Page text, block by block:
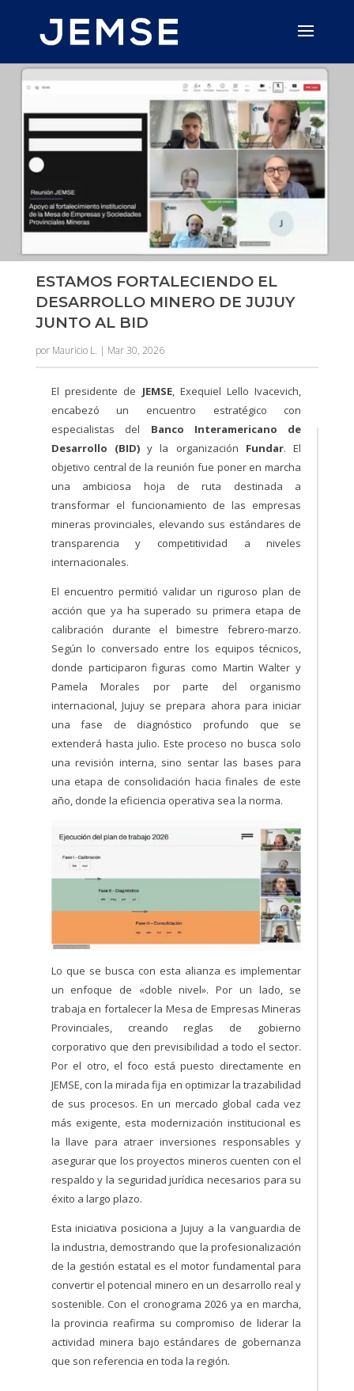
ESTAMOS FORTALECIENDO EL
DESARROLLO MINERO DE JUJUY
JUNTO AL BID
por Mauricio L. | Mar 30, 2026
El presidente de JEMSE, Exequiel Lello Ivacevich,
encabezó un encuentro estratégico con
especialistas del Banco Interamericano de
Desarrollo (BID) y la organización Fundar. El
objetivo central de la reunión fue poner en marcha
una ambiciosa hoja de ruta destinada a
transformar el funcionamiento de las empresas
mineras provinciales, elevando sus estándares de
transparencia y competitividad a niveles
internacionales.
El encuentro permitió validar un riguroso plan de
acción que ya ha superado su primera etapa de
calibración durante el bimestre febrero-marzo.
Según lo conversado entre los equipos técnicos,
donde participaron figuras como Martin Walter y
Pamela Morales por parte del organismo
internacional, Jujuy se prepara ahora para iniciar
una fase de diagnóstico profundo que se
extenderá hasta julio. Este proceso no busca solo
una revisión interna, sino sentar las bases para
una etapa de consolidación hacia finales de este
año, donde la eficiencia operativa sea la norma.
Lo que se busca con esta alianza es implementar
un enfoque de «doble nivel». Por un lado, se
trabaja en fortalecer la Mesa de Empresas Mineras
Provinciales, creando reglas de gobierno
corporativo que den previsibilidad a todo el sector.
Por el otro, el foco está puesto directamente en
JEMSE, con la mirada fija en optimizar la trazabilidad
de sus procesos. En un mercado global cada vez
más exigente, esta modernización institucional es
la llave para atraer inversiones responsables y
asegurar que los proyectos mineros cuenten con el
respaldo y la seguridad jurídica necesarios para su
éxito a largo plazo.
Esta iniciativa posiciona a Jujuy a la vanguardia de
la industria, demostrando que la profesionalización
de la gestión estatal es el motor fundamental para
convertir el potencial minero en un desarrollo real y
sostenible. Con el cronograma 2026 ya en marcha,
la provincia reafirma su compromiso de liderar la
actividad minera bajo estándares de gobernanza
que son referencia en toda la región.